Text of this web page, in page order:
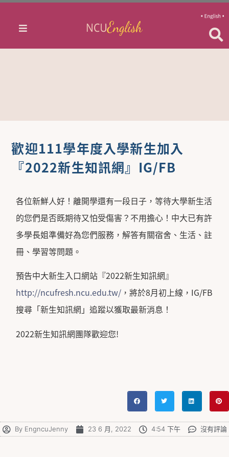
歡迎111學年度入學新生加入
『2022新生知訊網』IG/FB
各位新鮮人好！離開學還有一段日子，等待大學新生活
的您們是否既期待又怕受傷害？不用擔心！中大已有許
多學長姐準備好為您們服務，解答有關宿舍、生活、註
冊、學習等問題。
預告中大新生入口網站『2022新生知訊網』
http://ncufresh.ncu.edu.tw/ ，將於8月初上線，IG/FB
搜尋「新生知訊網」追蹤以獲取最新消息！
2022新生知訊網團隊歡迎您!
ByEngncuJenny 23 6 月, 2022 4:54 下午 沒有評論